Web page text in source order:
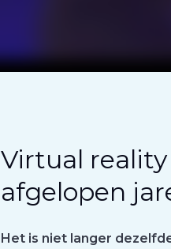
Virtual
afgelopen
Het is niet langer